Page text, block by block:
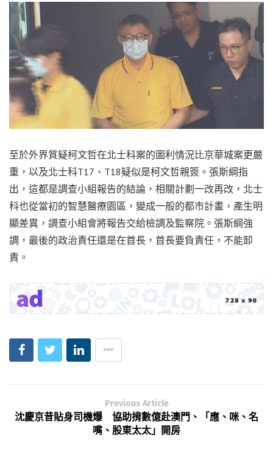
至於外界質疑柯文哲在北士科案的圖利情況比京華城案更嚴
重，以及北士科T17、T18疑似是柯文哲親簽。張斯綱指
出，這都是調查小組報告的結論，相關計劃一改再改，北士
科也從當初的智慧醫療園區，變成一般的都市計畫，產生明
顯差異，調查小組會將報告交給檢調及監察院。張斯綱強
調，最後的政治責任還是在首長，首長要負責任，不能卸
責。
Previous Article
沈慶京昔貼身司機爆 協助揹數億赴澳門、「應、咪、名
嘴、股東太太」開房